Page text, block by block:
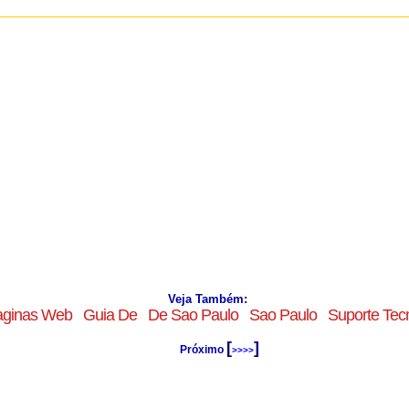
Veja Também:
Web Guia De De Sao Paulo Sao Paulo Suporte
Próximo [>>>>]